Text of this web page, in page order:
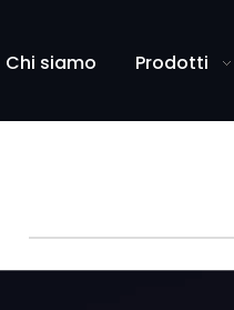
Chi siamo Prodotti